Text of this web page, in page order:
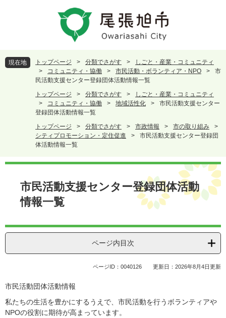
頭
で
飛
ば
現在地 トップページ > 分類でさがす >
しごと・産業・コミュニティ
>
コミュニティ・協働 > 市民活動・ボランティア・NPO >
市
民活動支援センター登録団体活動情報一覧
トップページ
> 分類でさがす >
しごと・産業・コミュニティ
>
コミュニティ・協働 > 地域活性化 >
市民活動支援センター
登録団体活動情報一覧
トップページ
> 分類でさがす > 市政情報 > 市の取り組み
>
シティプロモーション・定住促進
>
市民活動支援センター登録団
体活動情報一覧
本
市民活動支援センター登録団体活動
情報一覧
ページ内目次
ページID：0040126 更新日：2026年8月4日更新
市民活動団体活動情報
私たちの生活を豊かにするうえで、市民活動を行うボランティアや
NPOの役割に期待が高まっています。